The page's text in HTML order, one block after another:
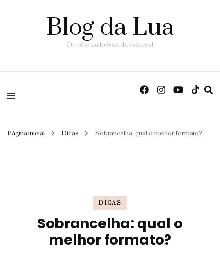
Blog da Lua
De olho na beleza da vida real
Página inicial Dicas Sobrancelha: qual o melhor formato?
DICAS
Sobrancelha: qual o
melhor formato?